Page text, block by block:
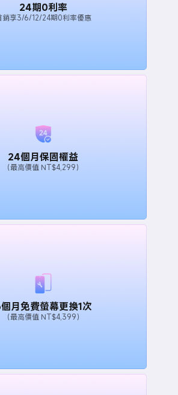
24期0利率
銷享3/6/12/24期0利率優惠
24個月保固權益
（最高價值 NT$4,299）
月免費螢幕更換1次
（最高價值 NT$4,399）